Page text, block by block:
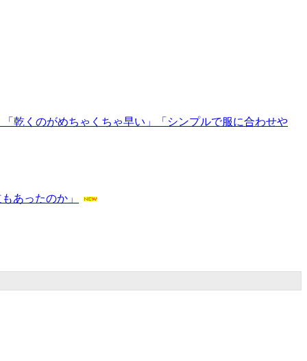
乾くのがめちゃくちゃ早い」「シンプルで服に合わせや
あったのか」